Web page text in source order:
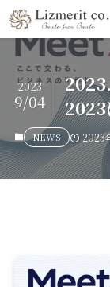
2023
2023
9/04
NEWS 2023